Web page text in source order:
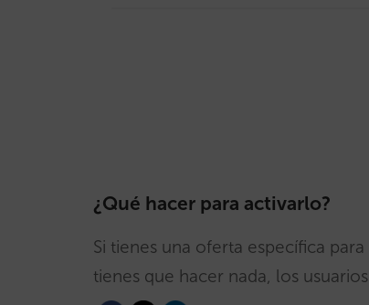
¿Qué hacer para activarlo?
Si tienes una oferta específica
tienes que hacer nada, los